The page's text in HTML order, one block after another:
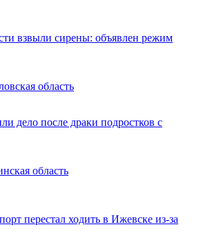
взвыли сирены: объявлен режим
область
дело после драки подростков с
область
перестал ходить в Ижевске из-за